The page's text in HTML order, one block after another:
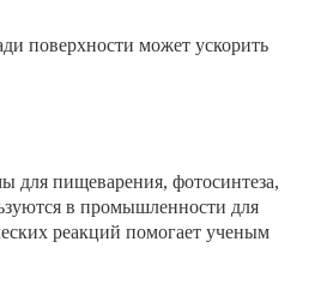
поверхности может ускорить
пищеварения, фотосинтеза,
в промышленности для
реакций помогает ученым